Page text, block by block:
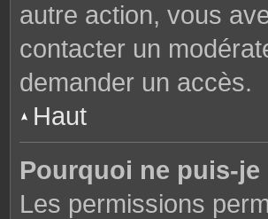
autre action, vous
contacter un
demander un accès.
Haut
Pourquoi ne puis-
Les permissions